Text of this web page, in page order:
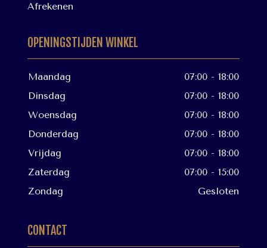
Afrekenen
OPENINGSTIJDEN WINKEL
Maandag
07:00 - 18:00
Dinsdag
07:00 - 18:00
Woensdag
07:00 - 18:00
Donderdag
07:00 - 18:00
Vrijdag
07:00 - 18:00
Zaterdag
07:00 - 15:00
Zondag
Gesloten
CONTACT